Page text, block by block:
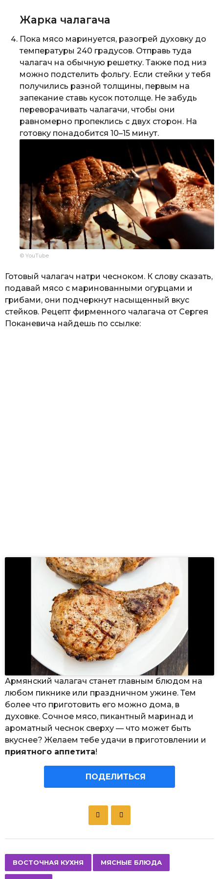
Жарка чалагача
Пока мясо маринуется, разогрей духовку до
температуры 240 градусов. Отправь туда
чалагач на обычную решетку. Также под низ
можно подстелить фольгу. Если стейки у тебя
получились разной толщины, первым на
запекание ставь кусок потолще. Не забудь
переворачивать чалагачи, чтобы они
равномерно пропеклись с двух сторон. На
готовку понадобится 10–15 минут.
© YouTube
Готовый чалагач натри чесноком. К слову сказать,
подавай мясо с маринованными огурцами и
грибами, они подчеркнут насыщенный вкус
стейков. Рецепт фирменного чалагача от Сергея
Поканевича найдешь по ссылке:
Армянский чалагач станет главным блюдом на
любом пикнике или праздничном ужине. Тем
более что приготовить его можно дома, в
духовке. Сочное мясо, пикантный маринад и
ароматный чеснок сверху — что может быть
вкуснее? Желаем тебе удачи в приготовлении и
приятного аппетита!
ПОДЕЛИТЬСЯ
a
ВОСТОЧНАЯ КУХНЯ МЯСНЫЕ БЛЮДА